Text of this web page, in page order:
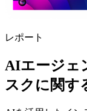
レポート
AIエージェ
スクに関す